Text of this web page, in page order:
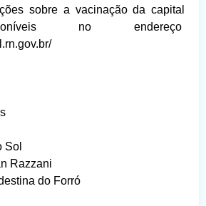
sobre a vacinação da capital
no endereço
Sol
Razzani
do Forró